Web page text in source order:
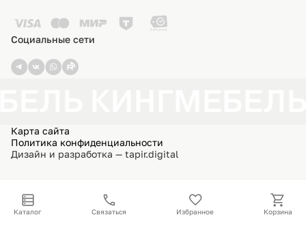
Социальные сети
Карта сайта
Политика конфиденциальности
Дизайн и разработка — tapir.digital
Каталог Связаться Избранное Корзина